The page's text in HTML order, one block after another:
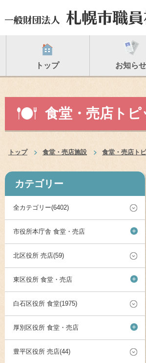
トップ お知らせ
食堂・売店トピ
トップ 食堂・売店施設 食堂・売店ト
カテゴリー
全カテゴリー(6402)
市役所本庁舎 食堂・売店 +
北区役所 売店(59)
東区役所 食堂・売店 +
白石区役所 食堂(1975)
厚別区役所 食堂・売店 +
豊平区役所 売店(44)